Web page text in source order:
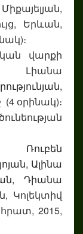
Երևան,
վարքի
Լիանա
,
օրինակ)։
Ռուբեն
Ալինա
Դիանա
, Կոլեկտիվ
2015,